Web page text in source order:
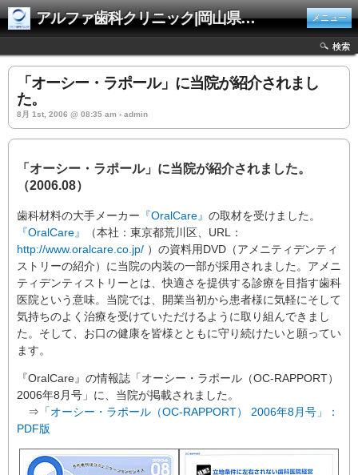
アルファ歯科クリニック|岡山県井原市 メニュー
検索
「オーシー・ラポール」に当院が紹介されまし
た。
8月 1st, 2006 @ 08:35 am › admin
「オーシー・ラポール」に当院が紹介されました。
（2006.08）
歯科材料の大手メーカー 『OralCare』 の取材を受けました。
『OralCare』
（本社：東京都荒川区、URL：
http://www.oralcare.co.jp/ ）の資料用DVD（アメニティデンティ
ストリーの紹介）に当院の内装の一部が採用されました。アメニ
ティデンティストリーとは、快適さを提供する診療を目指す歯科
医院という意味。当院では、開業当初から患者様に気軽にそして
気持ちのよく治療を受けていただけるように取り組んできまし
た。そして、お口の健康を皆様とともに守り続けたいと願ってい
ます。
『OralCare』の情報誌「オーシー・ラポール（OC-RAPPORT）
2006年8月号」に、当院が掲載されました。
⇒ 「オーシー・ラポール（OC-RAPPORT） 2006年8月号」：
PDF版